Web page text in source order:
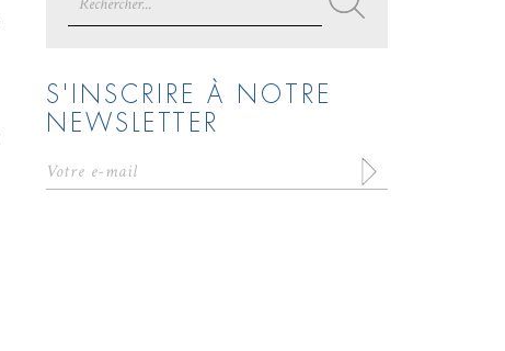
for:
S'INSCRIRE À NOTRE
NEWSLETTER